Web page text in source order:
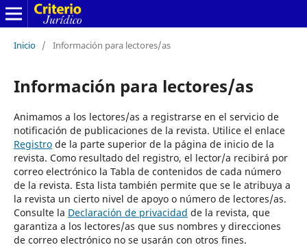
Inicio / Información para lectores/as
Información para lectores/as
Animamos a los lectores/as a registrarse en el servicio de
notificación de publicaciones de la revista. Utilice el enlace
Registrode la parte superior de la página de inicio de la
revista. Como resultado del registro, el lector/a recibirá por
correo electrónico la Tabla de contenidos de cada número
de la revista. Esta lista también permite que se le atribuya a
la revista un cierto nivel de apoyo o número de lectores/as.
Consulte la Declaración de privacidad de la revista, que
garantiza a los lectores/as que sus nombres y direcciones
de correo electrónico no se usarán con otros fines.